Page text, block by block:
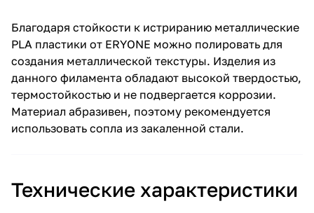
Благодаря стойкости к истриранию металлические
PLA пластики от ERYONE можно полировать для
создания металлической текстуры. Изделия из
данного филамента обладают высокой твердостью,
термостойкостью и не подвергается коррозии.
Материал абразивен, поэтому рекомендуется
использовать сопла из закаленной стали.
Технические характеристики